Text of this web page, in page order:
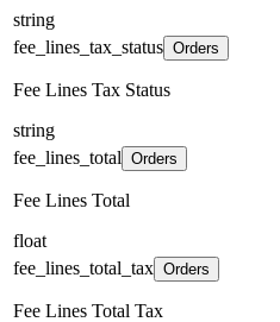
string
fee_lines_tax_status Orders
Fee Lines Tax Status
string
fee_lines_total Orders
Fee Lines Total
float
fee_lines_total_tax Orders
Fee Lines Total Tax